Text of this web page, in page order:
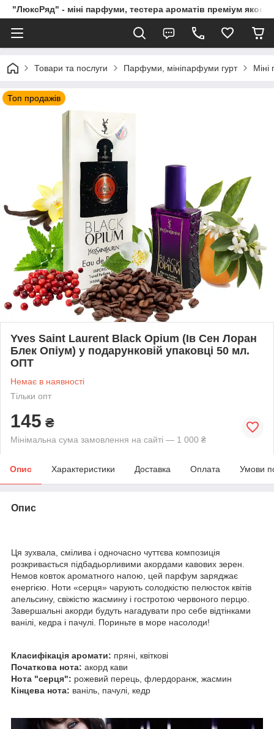
"ЛюксРяд" - міні парфуми, тестера ароматів преміум
Товари та послуги Парфуми, мініпарфуми гурт Міні
Топ продажів
Yves Saint Laurent Black Opium (Ів Сен Лоран
Блек Опіум) у подарунковій упаковці 50 мл.
ОПТ
Немає в наявності
Тільки опт
145 ₴
Мінімальна сума замовлення на сайті — 1 000 ₴
Опис Характеристики Доставка Оплата Умови
Опис
Ця зухвала, смілива і одночасно чуттєва композиція
розкривається підбадьорливими акордами кавових зерен.
Немов ковток ароматного напою, цей парфум заряджає
енергією. Ноти «серця» чарують солодкістю пелюсток квітів
апельсину, свіжістю жасмину і гостротою червоного перцю.
Завершальні акорди будуть нагадувати про себе відтінками
ванілі, кедра і пачулі. Пориньте в море насолоди!
Класифікація аромати: пряні, квіткові
Початкова нота: акорд кави
Нота "серця": рожевий перець, флердоранж, жасмин
Кінцева нота: ваніль, пачулі, кедр